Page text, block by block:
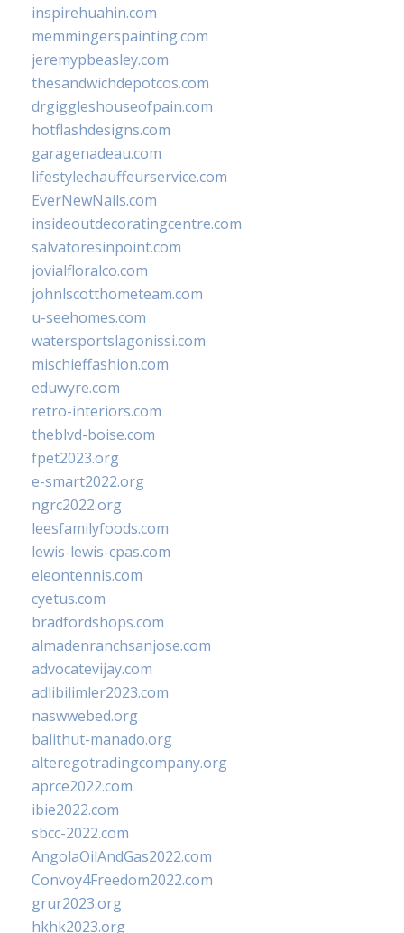
inspirehuahin.com
memmingerspainting.com
jeremypbeasley.com
thesandwichdepotcos.com
drgiggleshouseofpain.com
hotflashdesigns.com
garagenadeau.com
lifestylechauffeurservice.com
EverNewNails.com
insideoutdecoratingcentre.com
salvatoresinpoint.com
jovialfloralco.com
johnlscotthometeam.com
u-seehomes.com
watersportslagonissi.com
mischieffashion.com
eduwyre.com
retro-interiors.com
theblvd-boise.com
fpet2023.org
e-smart2022.org
ngrc2022.org
leesfamilyfoods.com
lewis-lewis-cpas.com
eleontennis.com
cyetus.com
bradfordshops.com
almadenranchsanjose.com
advocatevijay.com
adlibilimler2023.com
naswwebed.org
balithut-manado.org
alteregotradingcompany.org
aprce2022.com
ibie2022.com
sbcc-2022.com
AngolaOilAndGas2022.com
Convoy4Freedom2022.com
grur2023.org
hkhk2023.org